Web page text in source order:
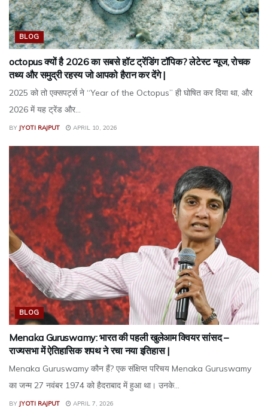
BLOG
octopus क्यों है 2026 का सबसे हॉट ट्रेंडिंग टॉपिक? लेटेस्ट न्यूज, रोचक
तथ्य और समुद्री रहस्य जो आपको हैरान कर देंगे |
2025 को तो एक्सपर्ट्स ने “Year of the Octopus” ही घोषित कर दिया था, और
2026 में यह ट्रेंड और...
BY JYOTI RAJPUT APRIL 10, 2026
BLOG
Menaka Guruswamy: भारत की पहली खुलेआम क्वियर सांसद –
राज्यसभा में ऐतिहासिक शपथ ने रचा नया इतिहास |
Menaka Guruswamy कौन हैं? एक संक्षिप्त परिचय Menaka Guruswamy
का जन्म 27 नवंबर 1974 को हैदराबाद में हुआ था। उनके...
BY JYOTI RAJPUT APRIL 7, 2026